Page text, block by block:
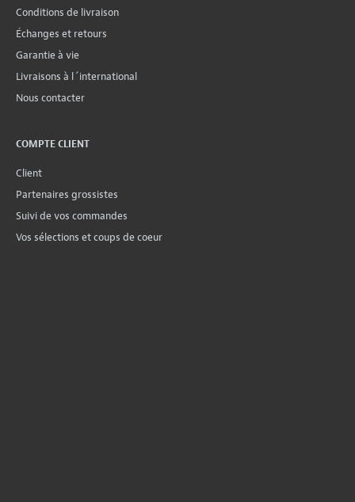
Conditions de livraison
Échanges et retours
Garantie à vie
Livraisons à l´international
Nous contacter
COMPTE CLIENT
Client
Partenaires grossistes
Suivi de vos commandes
Vos sélections et coups de coeur